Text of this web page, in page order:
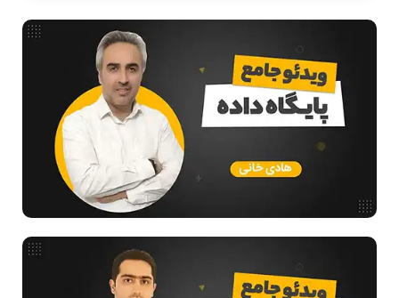
معماری کامپیوتر
ریاضیات گسسته
مدار منطقی
ساختمان داده
طراحی الگوریتم
آموزش تخصصی دروس رشته کامپیوتر و IT